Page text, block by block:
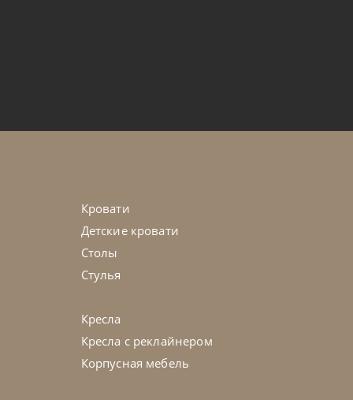
Кровати
Детские кровати
Столы
Стулья
Кресла
Кресла с реклайнером
Корпусная мебель